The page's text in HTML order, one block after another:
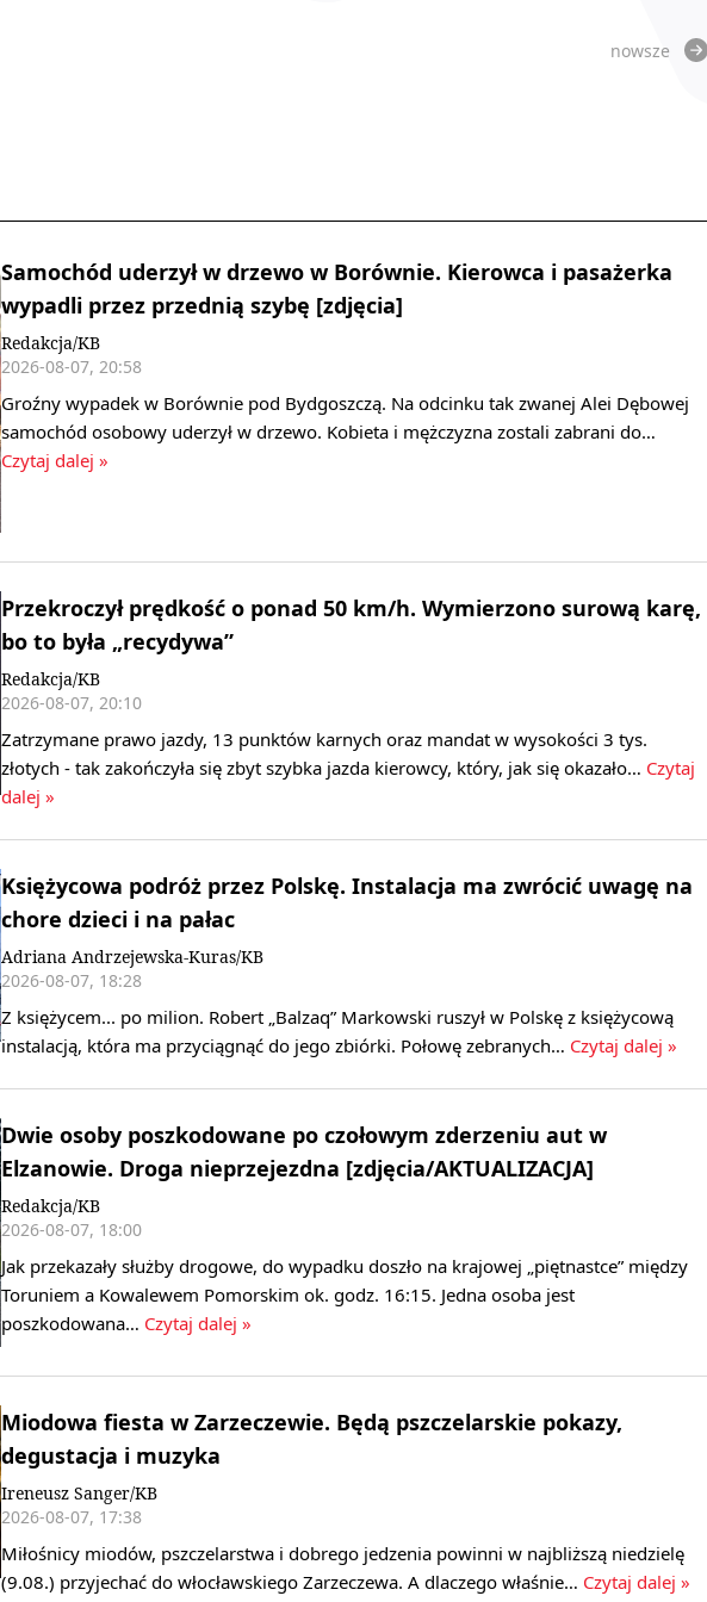
nowsze
Samochód uderzył w drzewo w Borównie. Kierowca i pasażerka
wypadli przez przednią szybę [zdjęcia]
Redakcja/KB
2026-08-07, 20:58
Groźny wypadek w Borównie pod Bydgoszczą. Na odcinku tak zwanej Alei Dębowej
samochód osobowy uderzył w drzewo. Kobieta i mężczyzna zostali zabrani do…
Czytaj dalej »
Przekroczył prędkość o ponad 50 km/h. Wymierzono surową karę,
bo to była „recydywa”
Redakcja/KB
2026-08-07, 20:10
Zatrzymane prawo jazdy, 13 punktów karnych oraz mandat w wysokości 3 tys.
złotych - tak zakończyła się zbyt szybka jazda kierowcy, który, jak się okazało… Czytaj
dalej »
Księżycowa podróż przez Polskę. Instalacja ma zwrócić uwagę na
chore dzieci i na pałac
Adriana Andrzejewska-Kuras/KB
2026-08-07, 18:28
Z księżycem... po milion. Robert „Balzaq” Markowski ruszył w Polskę z księżycową
instalacją, która ma przyciągnąć do jego zbiórki. Połowę zebranych… Czytaj dalej »
Dwie osoby poszkodowane po czołowym zderzeniu aut w
Elzanowie. Droga nieprzejezdna [zdjęcia/AKTUALIZACJA]
Redakcja/KB
2026-08-07, 18:00
Jak przekazały służby drogowe, do wypadku doszło na krajowej „piętnastce” między
Toruniem a Kowalewem Pomorskim ok. godz. 16:15. Jedna osoba jest
poszkodowana… Czytaj dalej »
Miodowa fiesta w Zarzeczewie. Będą pszczelarskie pokazy,
degustacja i muzyka
Ireneusz Sanger/KB
2026-08-07, 17:38
Miłośnicy miodów, pszczelarstwa i dobrego jedzenia powinni w najbliższą niedzielę
(9.08.) przyjechać do włocławskiego Zarzeczewa. A dlaczego właśnie… Czytaj dalej »